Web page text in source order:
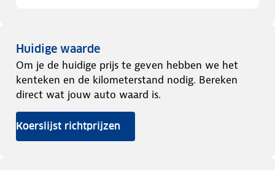
Huidige waarde
Om je de huidige prijs te geven hebben we het
kenteken en de kilometerstand nodig. Bereken
direct wat jouw auto waard is.
Koerslijst richtprijzen